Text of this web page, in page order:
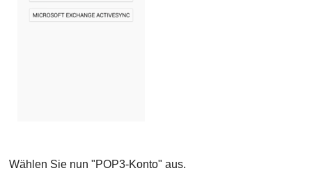
Wählen Sie nun "POP3-Konto" aus.